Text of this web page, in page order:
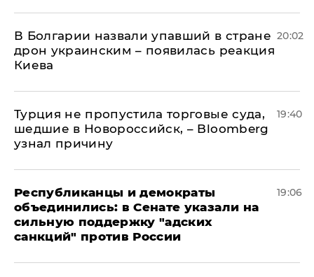
В Болгарии назвали упавший в стране
дрон украинским – появилась реакция
Киева
20:02
Турция не пропустила торговые суда,
шедшие в Новороссийск, – Bloomberg
узнал причину
19:40
Республиканцы и демократы
объединились: в Сенате указали на
сильную поддержку "адских
санкций" против России
19:06